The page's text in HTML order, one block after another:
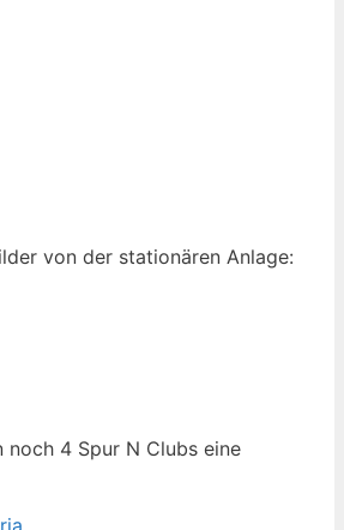
von der stationären Anlage:
noch 4 Spur N Clubs eine